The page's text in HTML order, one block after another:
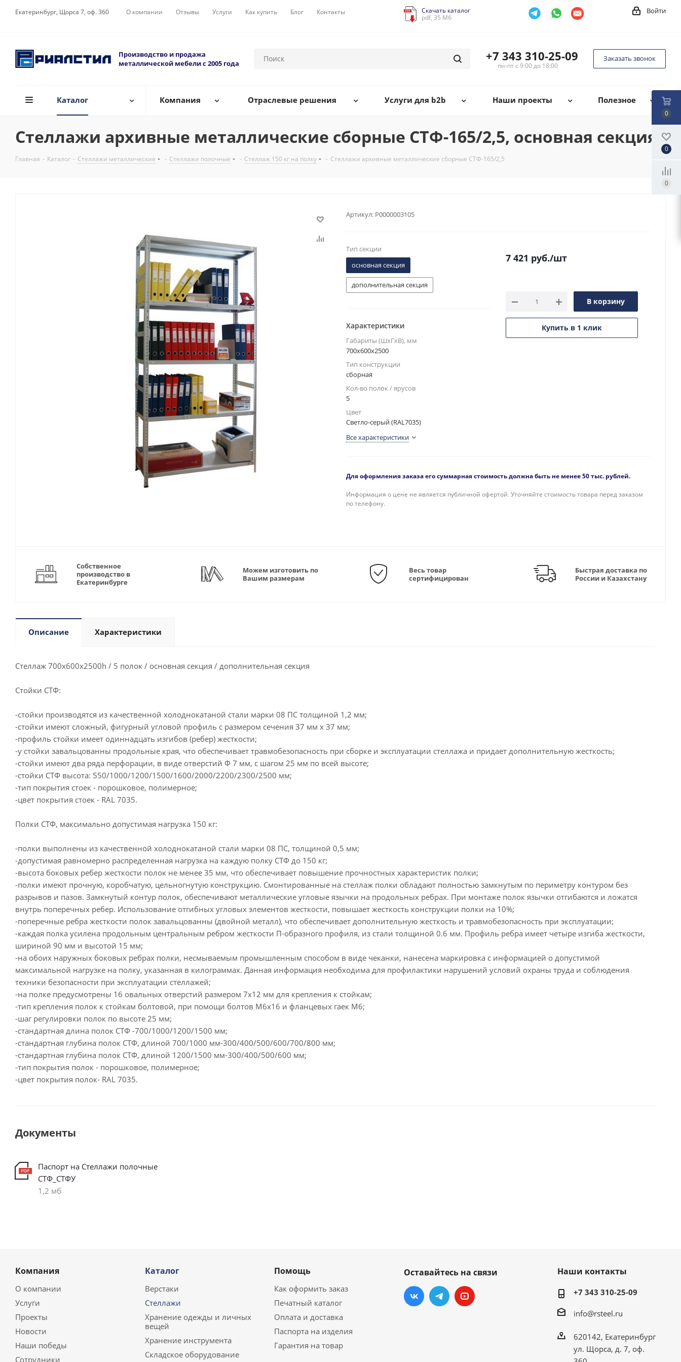
Екатеринбург, Щорса 7, оф. 360 О компании Отзывы Услуги Как купить Блог Контакты
Скачать каталог
pdf, 35 Мб
Войти
Производство и продажа
металлической мебели с 2005 года
+7 343 310-25-09
пн-пт с 9:00 до 18:00
Заказать звонок
Каталог Компания Отраслевые решения Услуги для b2b Наши проекты Полезное
Стеллажи архивные металлические сборные СТФ-165/2,5, основная секция
Главная - Каталог - Стеллажи металлические - Стеллажи полочные - Стеллаж 150 кг на полку - Стеллажи архивные металлические сборные СТФ-165/2,5
Артикул: Р0000003105
Тип секции
основная секция
дополнительная секция
Характеристики
Габариты (ШxГxВ), мм
700x600x2500
Тип конструкции
сборная
Кол-во полок / ярусов
5
Цвет
Светло-серый (RAL7035)
Все характеристики
7 421 руб./шт
В корзину
Купить в 1 клик
Для оформления заказа его суммарная стоимость должна быть не менее 50 тыс. рублей.
Информация о цене не является публичной офертой. Уточняйте стоимость товара перед заказом
по телефону.
Собственное
производство в
Екатеринбурге
Можем изготовить по
Вашим размерам
Весь товар
сертифицирован
Быстрая доставка по
России и Казахстану
Описание Характеристики
Стеллаж 700х600х2500h / 5 полок / основная секция / дополнительная секция
Стойки СТФ:
-стойки производятся из качественной холоднокатаной стали марки 08 ПС толщиной 1,2 мм;
-стойки имеют сложный, фигурный угловой профиль с размером сечения 37 мм х 37 мм;
-профиль стойки имеет одиннадцать изгибов (ребер) жесткости;
-у стойки завальцованны продольные края, что обеспечивает травмобезопасность при сборке и эксплуатации стеллажа и придает дополнительную жесткость;
-стойки имеют два ряда перфорации, в виде отверстий Ф 7 мм, с шагом 25 мм по всей высоте;
-стойки СТФ высота: 550/1000/1200/1500/1600/2000/2200/2300/2500 мм;
-тип покрытия стоек - порошковое, полимерное;
-цвет покрытия стоек - RAL 7035.
Полки СТФ, максимально допустимая нагрузка 150 кг:
-полки выполнены из качественной холоднокатаной стали марки 08 ПС, толщиной 0,5 мм;
-допустимая равномерно распределенная нагрузка на каждую полку СТФ до 150 кг;
-высота боковых ребер жесткости полок не менее 35 мм, что обеспечивает повышение прочностных характеристик полки;
-полки имеют прочную, коробчатую, цельногнутую конструкцию. Смонтированные на стеллаж полки обладают полностью замкнутым по периметру контуром без
разрывов и пазов. Замкнутый контур полок, обеспечивают металлические угловые язычки на продольных ребрах. При монтаже полок язычки отгибаются и ложатся
внутрь поперечных ребер. Использование отгибных угловых элементов жесткости, повышает жесткость конструкции полки на 10%;
-поперечные ребра жесткости полок завальцованны (двойной металл), что обеспечивает дополнительную жесткость и травмобезопасность при эксплуатации;
-каждая полка усилена продольным центральным ребром жесткости П-образного профиля, из стали толщиной 0.6 мм. Профиль ребра имеет четыре изгиба жесткости,
шириной 90 мм и высотой 15 мм;
-на обоих наружных боковых ребрах полки, несмываемым промышленным способом в виде чеканки, нанесена маркировка с информацией о допустимой
максимальной нагрузке на полку, указанная в килограммах. Данная информация необходима для профилактики нарушений условий охраны труда и соблюдения
техники безопасности при эксплуатации стеллажей;
-на полке предусмотрены 16 овальных отверстий размером 7х12 мм для крепления к стойкам;
-тип крепления полок к стойкам болтовой, при помощи болтов М6х16 и фланцевых гаек М6;
-шаг регулировки полок по высоте 25 мм;
-стандартная длина полок СТФ -700/1000/1200/1500 мм;
-стандартная глубина полок СТФ, длиной 700/1000 мм-300/400/500/600/700/800 мм;
-стандартная глубина полок СТФ, длиной 1200/1500 мм-300/400/500/600 мм;
-тип покрытия полок - порошковое, полимерное;
-цвет покрытия полок- RAL 7035.
Документы
Паспорт на Стеллажи полочные
СТФ_СТФУ
1,2 мб
Компания
О компании
Услуги
Проекты
Новости
Наши победы
Сотрудники
Каталог
Верстаки
Стеллажи
Хранение одежды и личных
вещей
Хранение инструмента
Складское оборудование
Помощь
Как оформить заказ
Печатный каталог
Оплата и доставка
Паспорта на изделия
Гарантия на товар
Оставайтесь на связи Наши контакты
+7 343 310-25-09
info@rsteel.ru
620142, Екатеринбург
ул. Щорса, д. 7, оф.
0
0
0